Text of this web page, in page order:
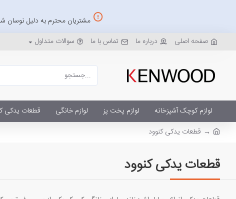
مشتریان محترم به دلیل نوسان
صفحه اصلی
درباره ما تماس با ما سوالات متداول
لوازم کوچک آشپزخانه لوازم پخت پز لوازم خانگی قطعات یدکی
قطعات یدکی کنوود
قطعات یدکی کنوود